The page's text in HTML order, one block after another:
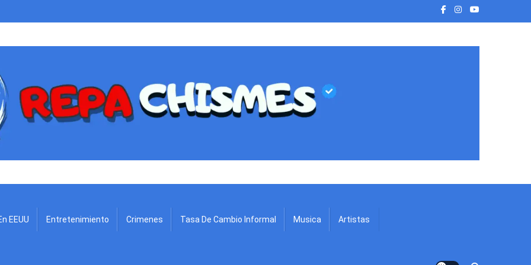
EEUU Entretenimiento Crimenes Tasa De Cambio Informal Musica Artistas